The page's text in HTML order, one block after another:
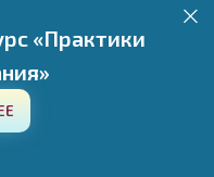
«Практики